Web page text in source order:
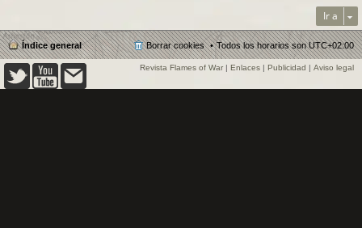
Ir a
Índice general Todos los horarios sonUTC+02:00
Borrar cookies
Revista Flames of War | Enlaces | Publicidad | Aviso legal